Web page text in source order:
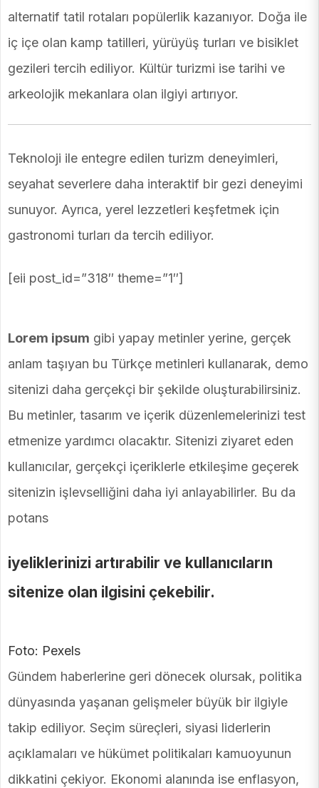
alternatif tatil rotaları popülerlik kazanıyor. Doğa ile
iç içe olan kamp tatilleri, yürüyüş turları ve bisiklet
gezileri tercih ediliyor. Kültür turizmi ise tarihi ve
arkeolojik mekanlara olan ilgiyi artırıyor.
Teknoloji ile entegre edilen turizm deneyimleri,
seyahat severlere daha interaktif bir gezi deneyimi
sunuyor. Ayrıca, yerel lezzetleri keşfetmek için
gastronomi turları da tercih ediliyor.
[eii post_id=”318″ theme=”1″]
Lorem ipsum gibi yapay metinler yerine, gerçek
anlam taşıyan bu Türkçe metinleri kullanarak, demo
sitenizi daha gerçekçi bir şekilde oluşturabilirsiniz.
Bu metinler, tasarım ve içerik düzenlemelerinizi test
etmenize yardımcı olacaktır. Sitenizi ziyaret eden
kullanıcılar, gerçekçi içeriklerle etkileşime geçerek
sitenizin işlevselliğini daha iyi anlayabilirler. Bu da
potans
iyeliklerinizi artırabilir ve kullanıcıların
sitenize olan ilgisini çekebilir.
Foto: Pexels
Gündem haberlerine geri dönecek olursak, politika
dünyasında yaşanan gelişmeler büyük bir ilgiyle
takip ediliyor. Seçim süreçleri, siyasi liderlerin
açıklamaları ve hükümet politikaları kamuoyunun
dikkatini çekiyor. Ekonomi alanında ise enflasyon,